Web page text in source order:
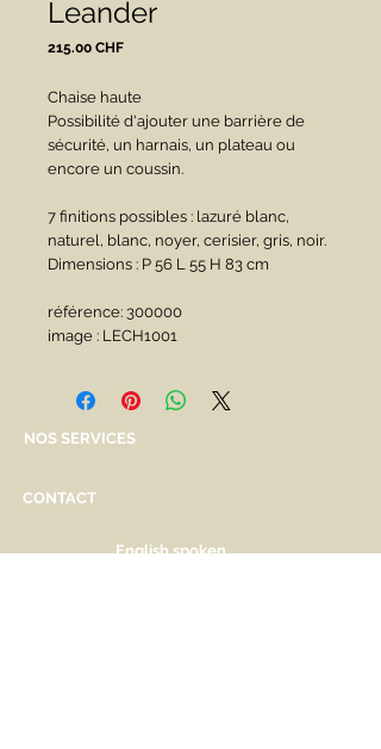
Leander
215.00 CHFPrix
Chaise haute
Possibilité d'ajouter une barrière de
sécurité, un harnais, un plateau ou
encore un coussin.
7 finitions possibles : lazuré blanc,
naturel, blanc, noyer, cerisier, gris, noir.
Dimensions : P 56 L 55 H 83 cm
référence: 300000
image : LECH1001
NOS SERVICES
CONTACT
English spoken